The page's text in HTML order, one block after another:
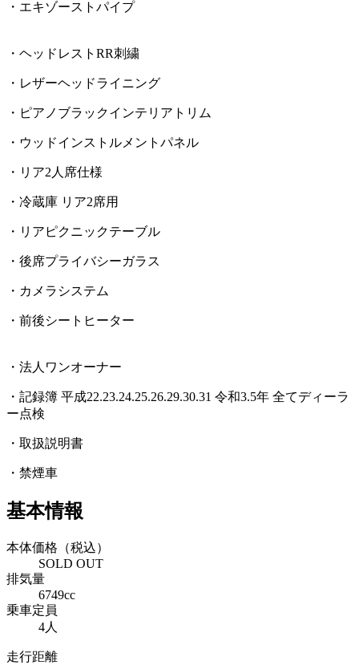
・エキゾーストパイプ
・ヘッドレストRR刺繍
・レザーヘッドライニング
・ピアノブラックインテリアトリム
・ウッドインストルメントパネル
・リア2人席仕様
・冷蔵庫 リア2席用
・リアピクニックテーブル
・後席プライバシーガラス
・カメラシステム
・前後シートヒーター
・法人ワンオーナー
・記録簿 平成22.23.24.25.26.29.30.31 令和3.5年 全てディーラ
ー点検
・取扱説明書
・禁煙車
基本情報
本体価格（税込）
SOLD OUT
排気量
6749cc
乗車定員
4人
走行距離